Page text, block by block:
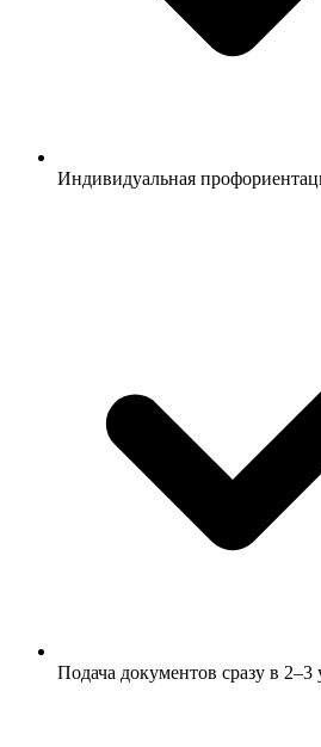
Индивидуальная
Подача документов сразу в 2–3